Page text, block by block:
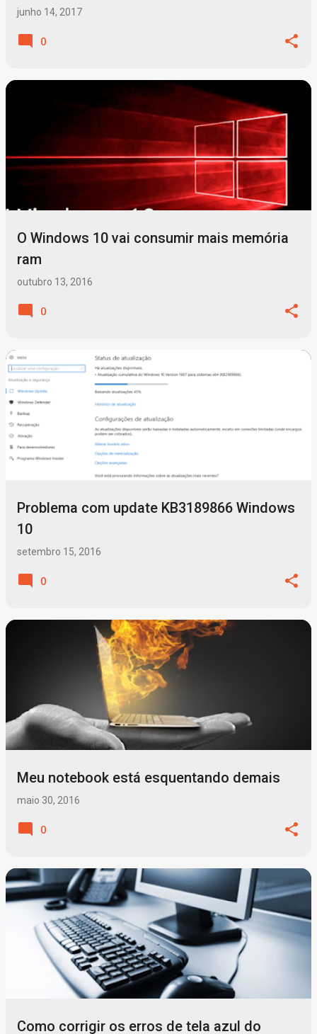
junho 14, 2017
0
O Windows 10 vai consumir mais memória
ram
outubro 13, 2016
0
Problema com update KB3189866 Windows
10
setembro 15, 2016
0
Meu notebook está esquentando demais
maio 30, 2016
0
Como corrigir os erros de tela azul do